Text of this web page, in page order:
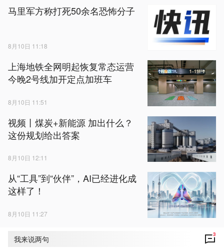
我来说两句 3
马里军方称打死50余名恐怖分子
8月10日 11:18
上海地铁全网明起恢复常态运营
今晚2号线加开定点加班车
8月10日 11:51
视频丨煤炭+新能源 加出什么？
这份规划给出答案
8月10日 12:11
从“工具”到“伙伴”，AI已经进化成
这样了！
8月10日 11:27